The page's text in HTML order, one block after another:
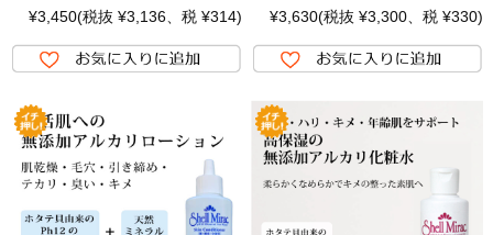
¥3,450(税抜 ¥3,136、税 ¥314)
¥3,630(税抜 ¥3,300、税 ¥330)